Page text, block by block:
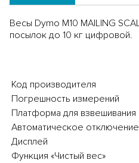
Весы Dymo M10 MAILING
посылок до 10 кг цифровой.
Код производителя
Погрешность измерений
Платформа для взвешивания
Автоматическое отключение
Дисплей
Функция «Чистый вес»